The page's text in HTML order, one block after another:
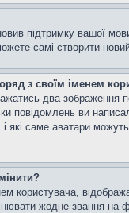
підтримку вашої
самі створити
з своїм іменем
два
повідомлень ви
які саме аватари
користувача,
жодне звання